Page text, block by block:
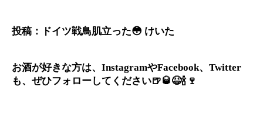
投稿：ドイツ戦鳥肌立った😳 けいた
お酒が好きな方は、 InstagramやFacebook、 Twitter
も、ぜひフォローしてください🍺🥃😆🍾🍷